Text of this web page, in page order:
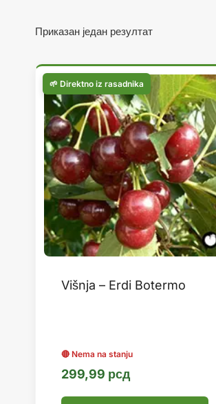
Приказан један резултат
Višnja – Erdi Botermo
299,99 рсд